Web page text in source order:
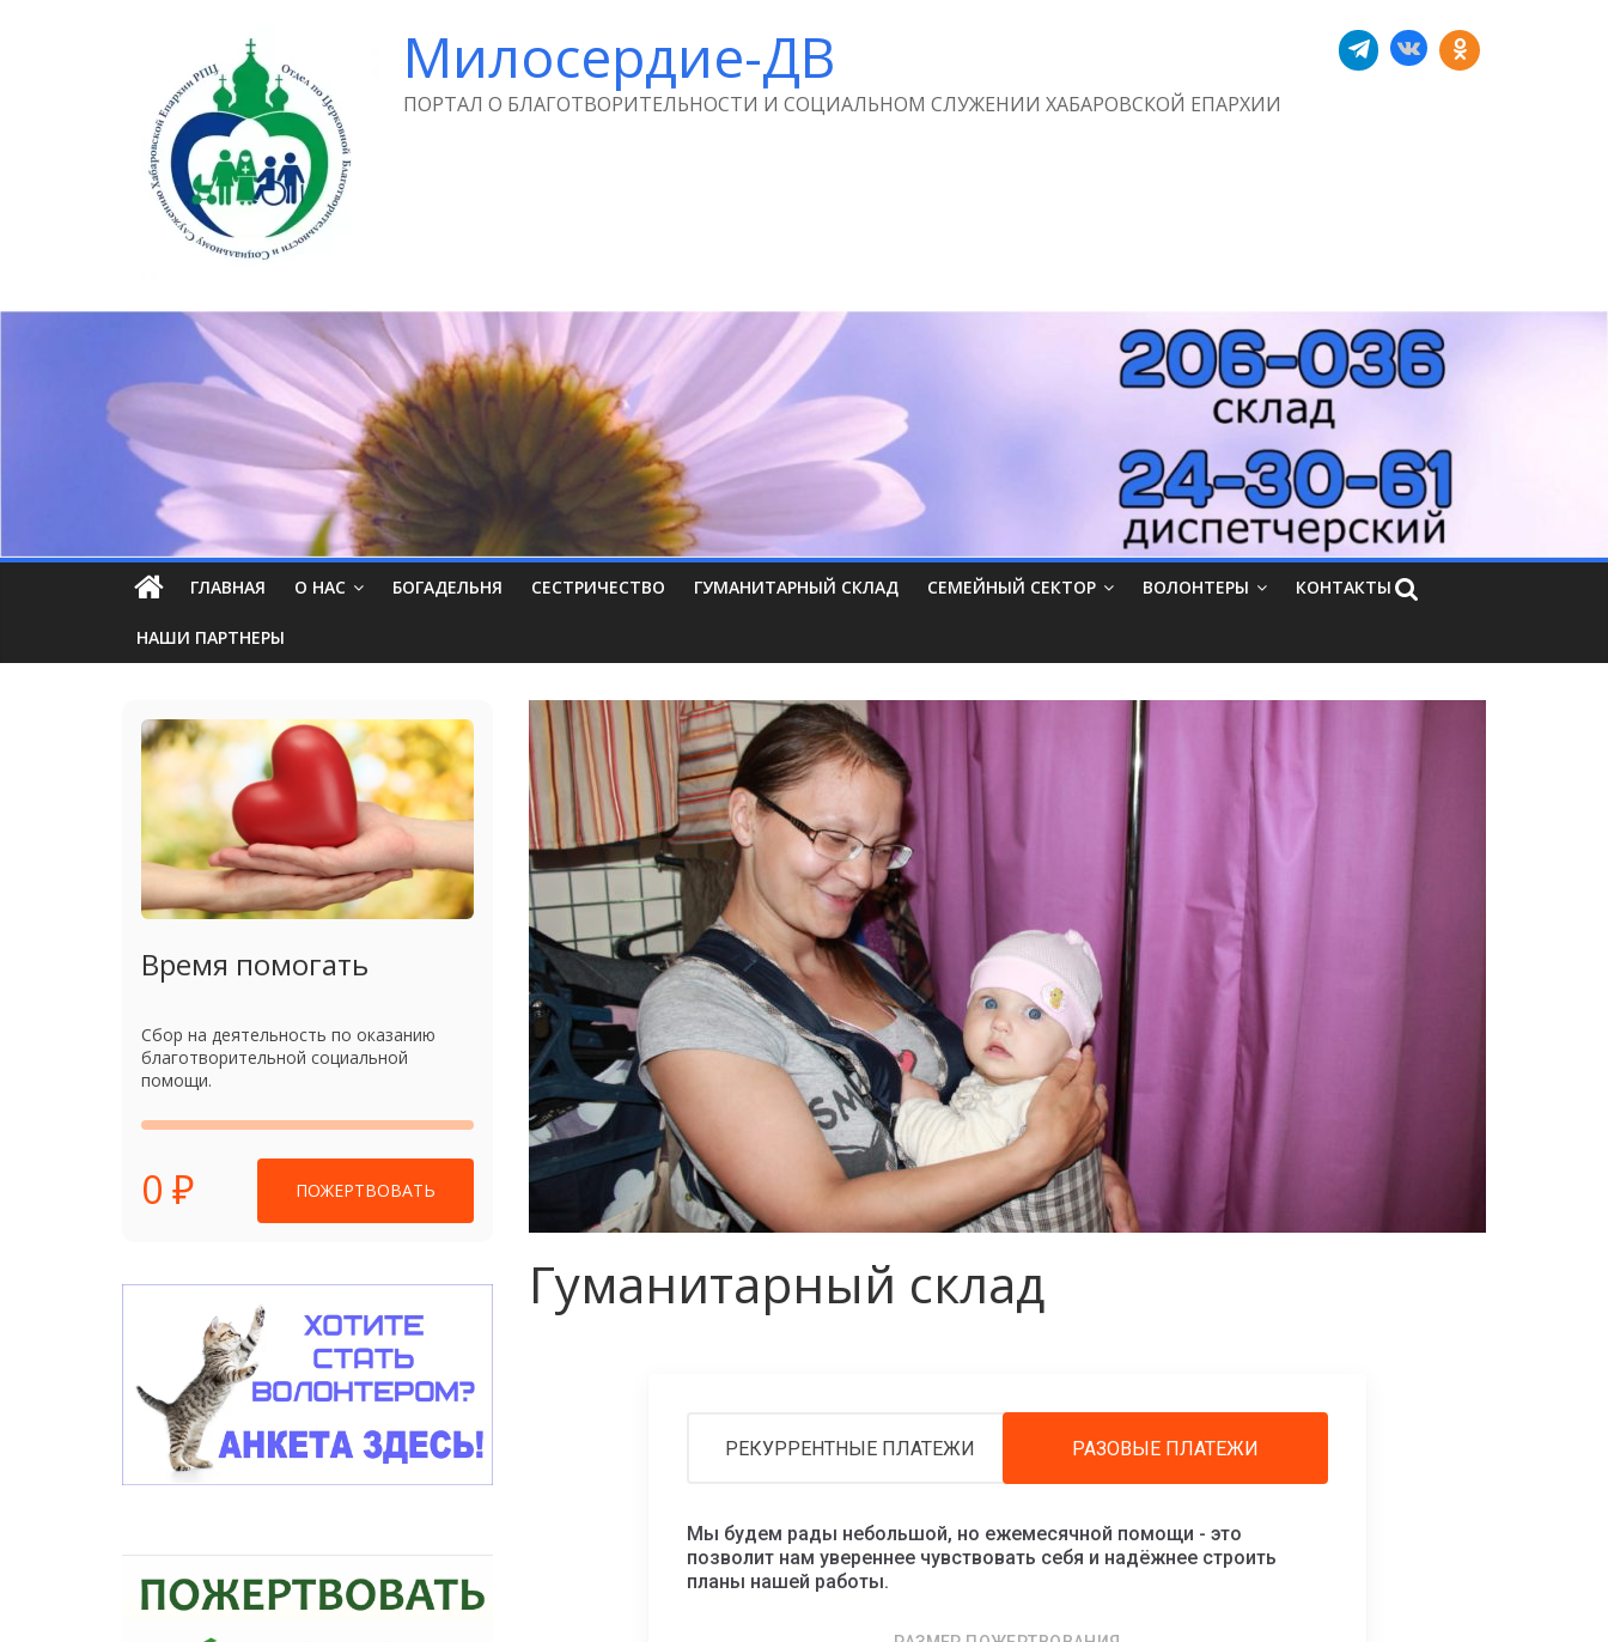
Милосердие-ДВ
ПОРТАЛ О БЛАГОТВОРИТЕЛЬНОСТИ И СОЦИАЛЬНОМ СЛУЖЕНИИ ХАБАРОВСКОЙ ЕПАРХИИ
ГЛАВНАЯ О НАС БОГАДЕЛЬНЯ СЕСТРИЧЕСТВО ГУМАНИТАРНЫЙ СКЛАД СЕМЕЙНЫЙ СЕКТОР ВОЛОНТЕРЫ КОНТАКТЫ
НАШИ ПАРТНЕРЫ
Гуманитарный склад
РЕКУРРЕНТНЫЕ ПЛАТЕЖИ РАЗОВЫЕ ПЛАТЕЖИ
Мы будем рады небольшой, но ежемесячной помощи - это
позволит нам увереннее чувствовать себя и надёжнее строить
планы нашей работы.
Время помогать
Сбор на деятельность по оказанию
благотворительной социальной
помощи.
0 ₽ ПОЖЕРТВОВАТЬ